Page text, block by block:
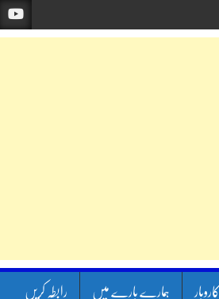
کاروبار ہمارے بارے میں رابطہ کریں